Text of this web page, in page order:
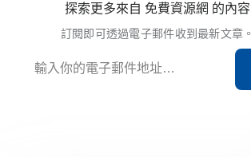
探索更多來自 免費資源網 的內容
訂閱即可透過電子郵件收到最新文章。